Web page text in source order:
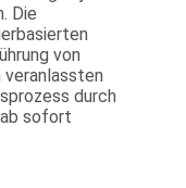
Die
von
durch
sofort